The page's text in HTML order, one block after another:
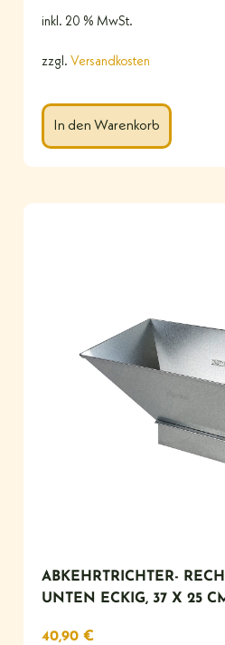
inkl. 20 % MwSt.
zzgl. Versandkosten
In den Warenkorb
ABKEHRTRICHTER-
UNTEN ECKIG, 37 X 25
40,90 €